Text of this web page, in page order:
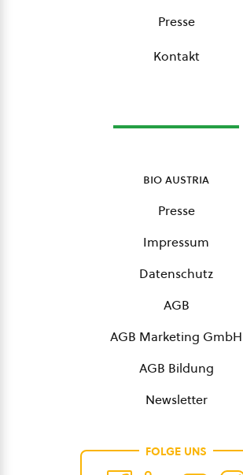
Presse
Kontakt
bio austria
Presse
Impressum
Datenschutz
AGB
AGB Marketing GmbH
AGB Bildung
Newsletter
FOLGE UNS